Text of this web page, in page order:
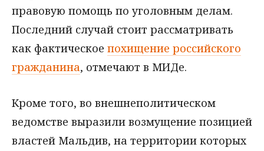
правовую помощь по уголовным делам.
Последний случай стоит рассматривать
как фактическое похищение российского
гражданина, отмечают в МИДе.
Кроме того, во внешнеполитическом
ведомстве выразили возмущение позицией
властей Мальдив, на территории которых